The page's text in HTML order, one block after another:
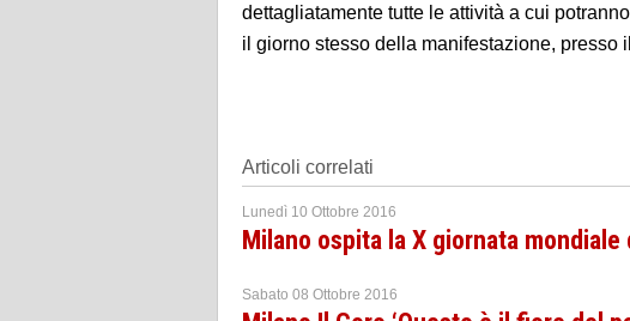
dettagliatamente tutte le attività a cui
il giorno stesso della manifestazione, presso
Articoli correlati
Lunedì 10 Ottobre 2016
Milano ospita la X giornata
Sabato 08 Ottobre 2016